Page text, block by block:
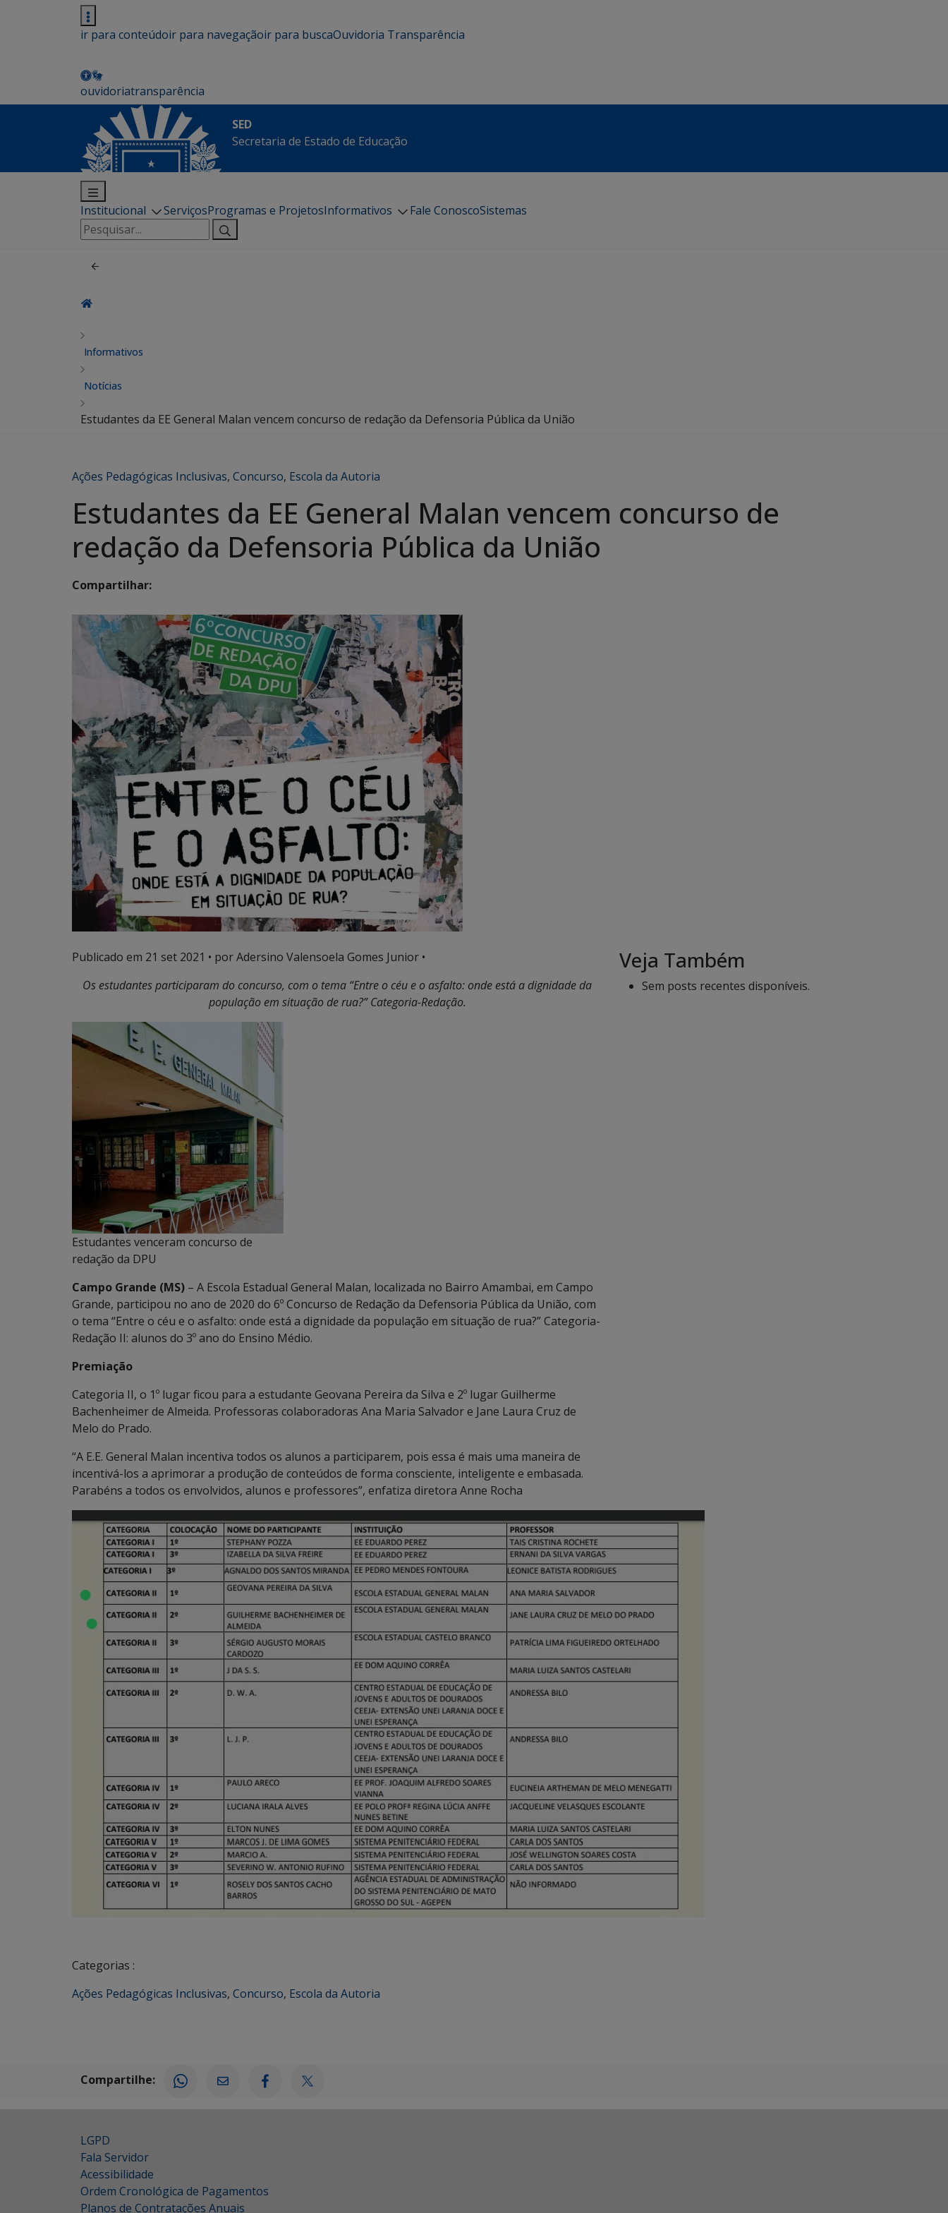
ir para conteúdoir para navegaçãoir para buscaOuvidoria Transparência
ouvidoriatransparência
SED
Secretaria de Estado de Educação
Institucional ServiçosProgramas e ProjetosInformativos Fale ConoscoSistemas
Pesquisar
por:
Informativos
Notícias
Estudantes da EE General Malan vencem concurso de redação da Defensoria Pública da União
Ações Pedagógicas Inclusivas, Concurso, Escola da Autoria
Estudantes da EE General Malan vencem concurso de
redação da Defensoria Pública da União
Compartilhar:
Publicado em 21 set 2021 • por Adersino Valensoela Gomes Junior •
Os estudantes participaram do concurso, com o tema “Entre o céu e o asfalto: onde está a dignidade da
população em situação de rua?” Categoria-Redação.
Estudantes venceram concurso de
redação da DPU
Campo Grande (MS) – A Escola Estadual General Malan, localizada no Bairro Amambai, em Campo
Grande, participou no ano de 2020 do 6º Concurso de Redação da Defensoria Pública da União, com
o tema “Entre o céu e o asfalto: onde está a dignidade da população em situação de rua?” Categoria-
Redação II: alunos do 3º ano do Ensino Médio.
Premiação
Categoria II, o 1º lugar ficou para a estudante Geovana Pereira da Silva e 2º lugar Guilherme
Bachenheimer de Almeida. Professoras colaboradoras Ana Maria Salvador e Jane Laura Cruz de
Melo do Prado.
“A E.E. General Malan incentiva todos os alunos a participarem, pois essa é mais uma maneira de
incentivá-los a aprimorar a produção de conteúdos de forma consciente, inteligente e embasada.
Parabéns a todos os envolvidos, alunos e professores”, enfatiza diretora Anne Rocha
Categorias :
Ações Pedagógicas Inclusivas, Concurso, Escola da Autoria
Veja Também
Sem posts recentes disponíveis.
Compartilhe:
LGPD
Fala Servidor
Acessibilidade
Ordem Cronológica de Pagamentos
Planos de Contratações Anuais